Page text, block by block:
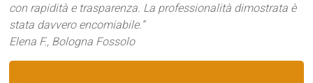
con rapidità e trasparenza. La professionalità dimostrata è
stata davvero encomiabile.”
Elena F., Bologna Fossolo